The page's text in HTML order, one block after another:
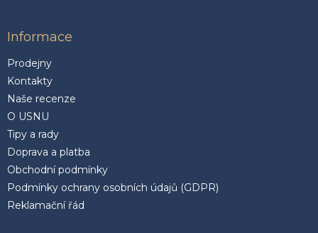
Informace
Prodejny
Kontakty
Naše recenze
O USNU
Tipy a rady
Doprava a platba
Obchodní podmínky
Podmínky ochrany osobních údajů (GDPR)
Reklamační řád